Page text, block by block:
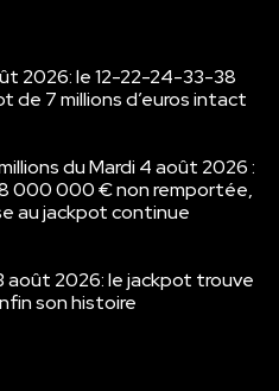
2026: le 12-22-24-33-38
de 7 millions d’euros intact
du Mardi 4 août 2026 :
000 000 € non remportée,
au jackpot continue
août 2026: le jackpot trouve
son histoire